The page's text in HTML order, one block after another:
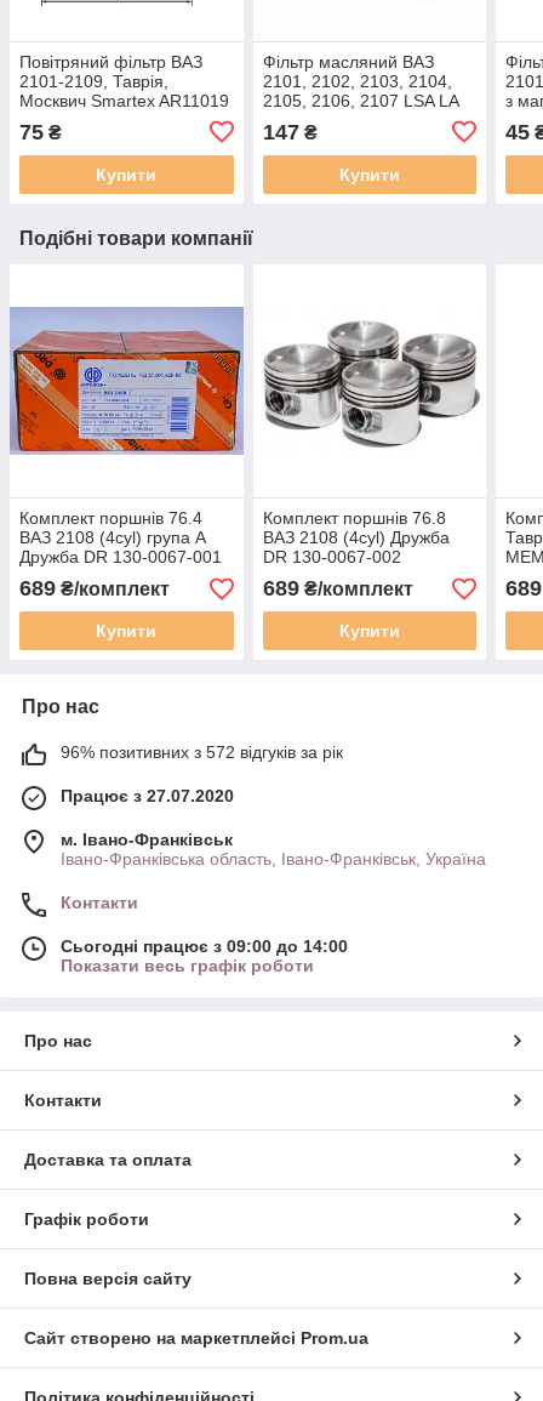
Повітряний фільтр ВАЗ
2101-2109, Таврія,
Москвич Smartex AR11019
Mahle LX 158
75 ₴
Купити
Фільтр масляний ВАЗ
2101, 2102, 2103, 2104,
2105, 2106, 2107 LSA LA
920/21
147₴
Купити
з
45
Подібні товари компанії
Комплект поршнів 76.4
ВАЗ 2108 (4cyl) група А
Дружба DR 130-0067-001
689 ₴/комплект
Купити
Комплект поршнів 76.8
ВАЗ 2108 (4cyl) Дружба
DR 130-0067-002
689₴/комплект
Купити
DR
689
Про нас
96% позитивних з 572 відгуків за рік
Працює з 27.07.2020
м. Івано-Франківськ
Івано-Франківська область, Івано-Франківськ, Україна
Контакти
Сьогодні працює з 09:00 до 14:00
Показати весь графік роботи
Про нас
Контакти
Доставка та оплата
Графік роботи
Повна версія сайту
Сайт створено на маркетплейсі Prom.ua